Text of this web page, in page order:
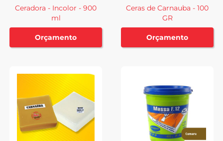
Ceradora - Incolor - 900
ml
Orçamento
Ceras de Carnauba - 100
GR
Orçamento